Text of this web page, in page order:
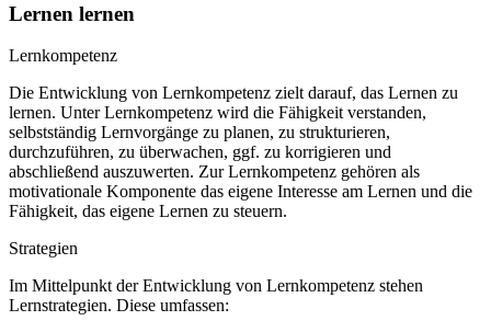
Lernen lernen
Lernkompetenz
Die Entwicklung von Lernkompetenz zielt darauf, das Lernen zu
lernen. Unter Lernkompetenz wird die Fähigkeit verstanden,
selbstständig Lernvorgänge zu planen, zu strukturieren,
durchzuführen, zu überwachen, ggf. zu korrigieren und
abschließend auszuwerten. Zur Lernkompetenz gehören als
motivationale Komponente das eigene Interesse am Lernen und die
Fähigkeit, das eigene Lernen zu steuern.
Strategien
Im Mittelpunkt der Entwicklung von Lernkompetenz stehen
Lernstrategien. Diese umfassen: